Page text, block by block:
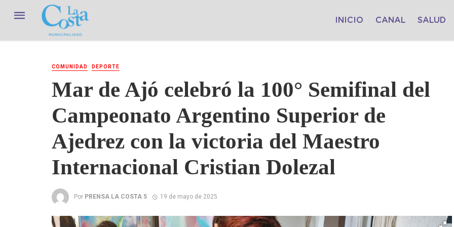
INICIO CANAL SALUD
COMUNIDAD DEPORTE
Mar de Ajó celebró la 100° Semifinal del
Campeonato Argentino Superior de
Ajedrez con la victoria del Maestro
Internacional Cristian Dolezal
Por PRENSA LA COSTA 5 19 de mayo de 2025